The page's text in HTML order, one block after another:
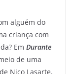
alguém do
criança com
Em Durante
de uma
Nico Lasarte,